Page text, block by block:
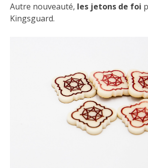
Autre nouveauté, les jetons de foi
Kingsguard.